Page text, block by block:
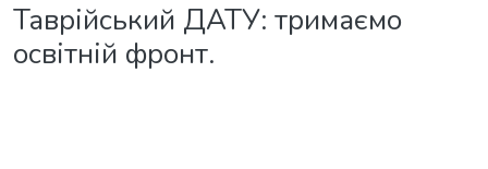
Таврійський ДАТУ: тримаємо
освітній фронт.